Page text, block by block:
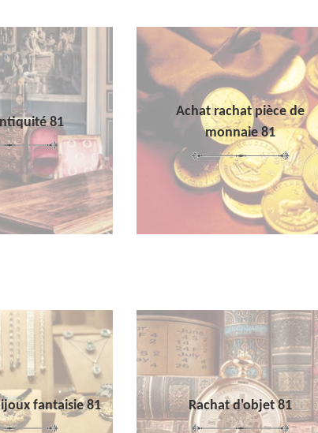
81
Achat rachat pièce de
monnaie 81
fantaisie 81 Rachat d'objet 81